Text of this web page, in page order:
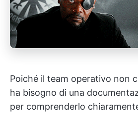
Poiché il team operativo non
ha bisogno di una
per comprenderlo